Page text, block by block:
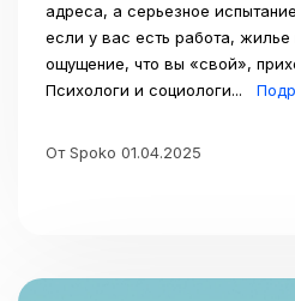
адреса, а серьезное
если у вас есть работа, жилье
ощущение, что вы «свой»,
Психологи и социологи...
От Spoko 01.04.2025